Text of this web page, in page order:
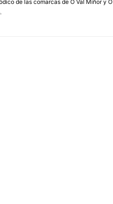
de las comarcas de O Val Miñor y O